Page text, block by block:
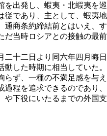
出発し、蝦夷・北蝦夷を
であり、主として、蝦夷
商条約締結前とはいえ、
当時ロシアとの接触の最
十二日より同六年四月晦
した時期に相当していた
ず、一種の不満足感を与
程を追求できるのであり
下役にいたるまでの外国